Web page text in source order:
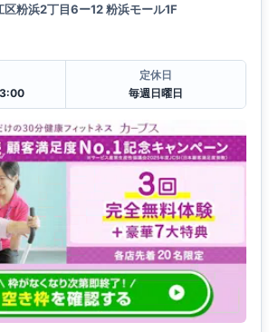
区粉浜2丁目6ー12 粉浜モール1F
定休日
毎週日曜日